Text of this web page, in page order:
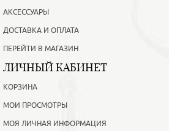
АКСЕССУАРЫ
ДОСТАВКА И ОПЛАТА
ПЕРЕЙТИ В МАГАЗИН
ЛИЧНЫЙ КАБИНЕТ
КОРЗИНА
МОИ ПРОСМОТРЫ
МОЯ ЛИЧНАЯ ИНФОРМАЦИЯ